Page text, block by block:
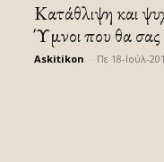
Κατάθλιψη και
Ύμνοι που θα σας
Askitikon Πε 18-Ιούλ-